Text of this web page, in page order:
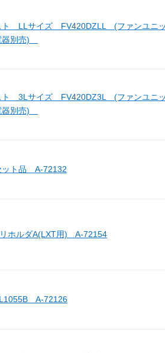
LLサイズ FV420DZLL (ファンユニッ
器別売)
3Lサイズ FV420DZ3L (ファンユニッ
器別売)
ット品 A-72132
ホルダA(LXT用) A-72154
A-72126